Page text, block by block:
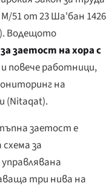
51 от 23 Ша'бан 1426
Водещото
заетост на хора с
повече работници,
на
(Nitaqat).
заетост е
за
три нива на